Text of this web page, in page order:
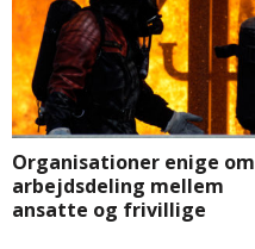
Organisationer enige om
arbejdsdeling mellem
ansatte og frivillige